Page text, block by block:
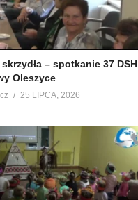
– spotkanie 37 DSH
Oleszyce
25 LIPCA, 2026